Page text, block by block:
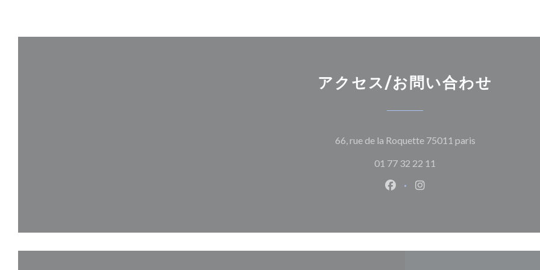
アクセス/お問い合わせ
66, rue de la Roquette 75011 paris((新しいウィン
01 77 32 22 11
Facebook ((新しいウィンドウ
Instagram ((新しいウィ